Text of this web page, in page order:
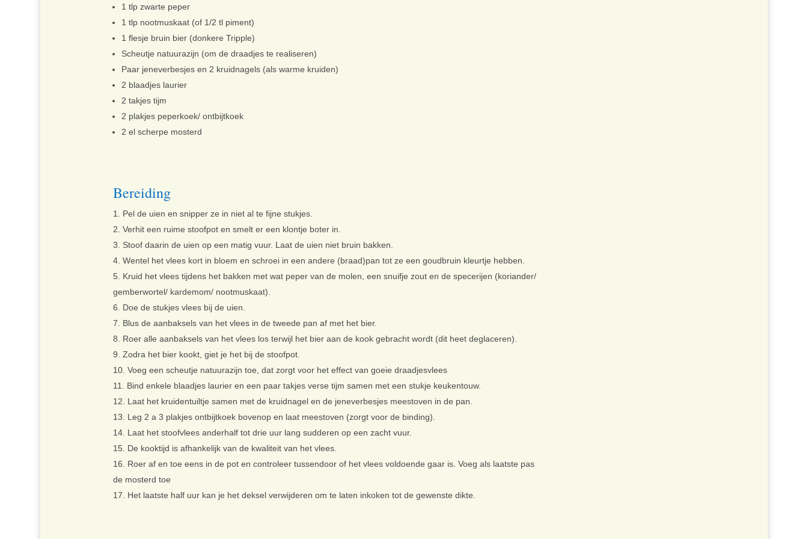
1 tlp zwarte peper
1 tlp nootmuskaat (of 1/2 tl piment)
1flesje bruin bier (donkere Tripple)
Scheutje natuurazijn (om de draadjes te realiseren)
Paar jeneverbesjes en 2 kruidnagels (als warme kruiden)
2 blaadjes laurier
2takjes tijm
2 plakjes peperkoek/ ontbijtkoek
2el scherpe mosterd
Bereiding
Pel de uien en snipper ze in niet al te fijne stukjes.
Verhit een ruime stoofpot en smelt er een klontje boter in.
Stoof daarin de uien op een matig vuur. Laat de uien niet bruin bakken.
Wentel het vlees kort in bloem en schroei in een andere (braad)pan tot ze een goudbruin kleurtje hebben.
Kruid het vlees tijdens het bakken met wat peper van de molen, een snuifje zout en de specerijen (koriander/
gemberwortel/ kardemom/ nootmuskaat).
Doe de stukjes vlees bij de uien.
Blus de aanbaksels van het vlees in de tweede pan af met het bier.
Roer alle aanbaksels van het vlees los terwijl het bier aan de kook gebracht wordt (dit heet deglaceren).
Zodra het bier kookt, giet je het bij de stoofpot.
Voeg een scheutje natuurazijn toe, dat zorgt voor het effect van goeie draadjesvlees
Bind enkele blaadjes laurier en een paar takjes verse tijm samen met een stukje keukentouw.
Laat het kruidentuiltje samen met de kruidnagel en de jeneverbesjes meestoven in de pan.
Leg 2 a 3 plakjes ontbijtkoek bovenop en laat meestoven (zorgt voor de binding).
Laat het stoofvlees anderhalf tot drie uur lang sudderen op een zacht vuur.
De kooktijd is afhankelijk van de kwaliteit van het vlees.
Roer af en toe eens in de pot en controleer tussendoor of het vlees voldoende gaar is. Voeg als laatste pas
de mosterd toe
Het laatste half uur kan je het deksel verwijderen om te laten inkoken tot de gewenste dikte.